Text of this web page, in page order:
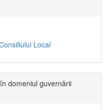
Local
domeniul guvernării